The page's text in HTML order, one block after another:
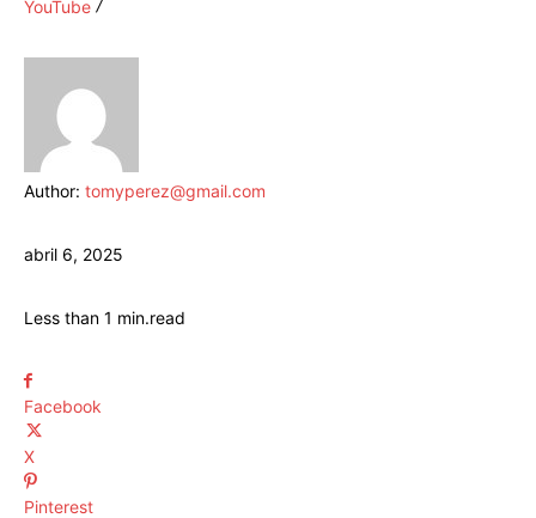
YouTube
Author: tomyperez@gmail.com
abril 6, 2025
Less than 1 min.read
Facebook
X
Pinterest